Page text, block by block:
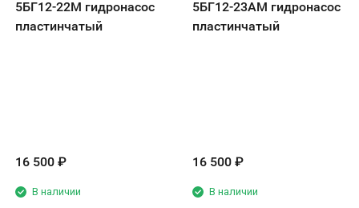
5БГ12-22М гидронасос
пластинчатый
16 500 ₽
В наличии
5БГ12-23АМ гидронасос
пластинчатый
16 500 ₽
В наличии